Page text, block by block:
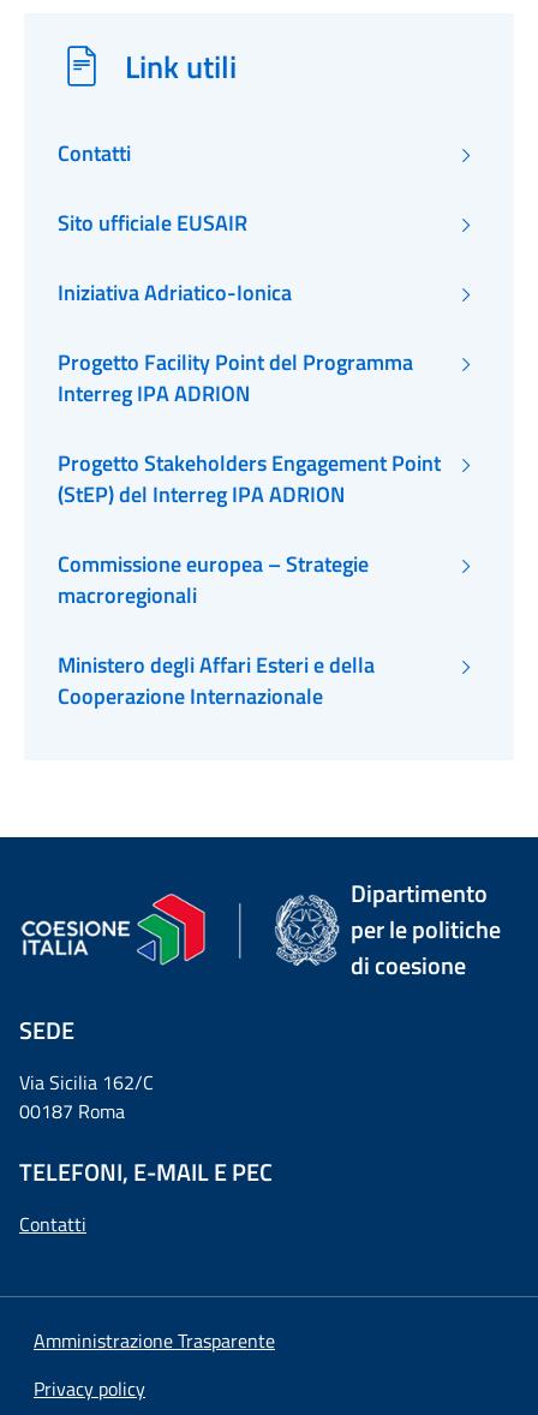
Link utili
Contatti
Sito ufficiale EUSAIR
Iniziativa Adriatico-Ionica
Progetto Facility Point del Programma
Interreg IPA ADRION
Progetto Stakeholders Engagement Point
(StEP) del Interreg IPA ADRION
Commissione europea – Strategie
macroregionali
Ministero degli Affari Esteri e della
Cooperazione Internazionale
Dipartimento
per le politiche
di coesione
SEDE
Via Sicilia 162/C
00187 Roma
TELEFONI, E-MAIL E PEC
Contatti
Amministrazione Trasparente
Privacy policy